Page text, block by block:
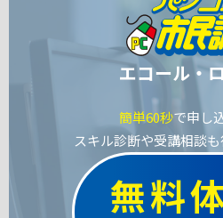
エコール・
簡単60秒で申し
スキル診断や受講相談も
無料